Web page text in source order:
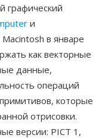
графический
и
в январе
как векторные
данные,
операций
которые
отрисовки.
версии: PICT 1,